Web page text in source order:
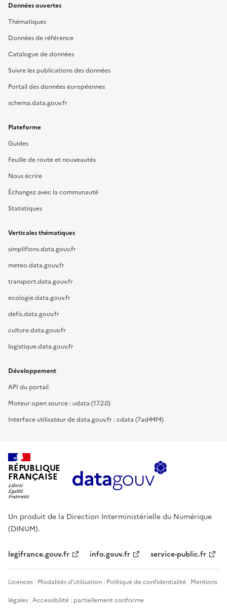
Données ouvertes
Thématiques
Données de référence
Catalogue de données
Suivre les publications des données
Portail des données européennes
schema.data.gouv.fr
Plateforme
Guides
Feuille de route et nouveautés
Nous écrire
Échangez avec la communauté
Statistiques
Verticales thématiques
simplifions.data.gouv.fr
meteo.data.gouv.fr
transport.data.gouv.fr
ecologie.data.gouv.fr
defis.data.gouv.fr
culture.data.gouv.fr
logistique.data.gouv.fr
Développement
API du portail
Moteur open source : udata (17.2.0)
Interface utilisateur de data.gouv.fr : cdata (7ad44f4)
RÉPUBLIQUE
FRANÇAISE
Un produit de la Direction Interministérielle du Numérique
(DINUM).
legifrance.gouv.fr info.gouv.fr service-public.fr
Licences Modalités d'utilisation Politique de confidentialité Mentions
légales Accessibilité : partiellement conforme